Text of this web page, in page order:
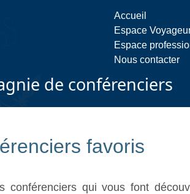
Accueil
Espace
Espace
Nous contacter
de conférenciers
favoris
conférenciers qui vous font